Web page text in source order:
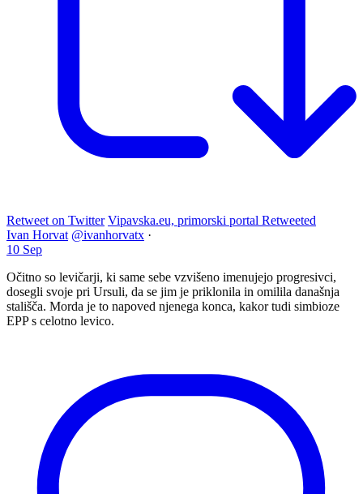
Retweet on Twitter Vipavska.eu, primorski portal Retweeted
Ivan Horvat @ivanhorvatx ·
10 Sep
Očitno so levičarji, ki same sebe vzvišeno imenujejo progresivci,
dosegli svoje pri Ursuli, da se jim je priklonila in omilila današnja
stališča. Morda je to napoved njenega konca, kakor tudi simbioze
EPP s celotno levico.